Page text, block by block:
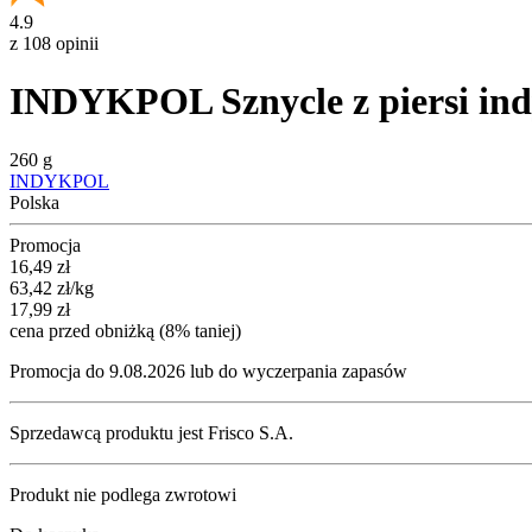
4.9
z 108 opinii
INDYKPOL Sznycle z piersi
260 g
INDYKPOL
Polska
Promocja
Cena promocyjna
16,49 zł
63,42 zł/kg
17,99 zł
cena przed obniżką (8% taniej)
Promocja do 9.08.2026 lub do wyczerpania zapasów
Sprzedawcą produktu jest Frisco S.A.
Produkt nie podlega zwrotowi